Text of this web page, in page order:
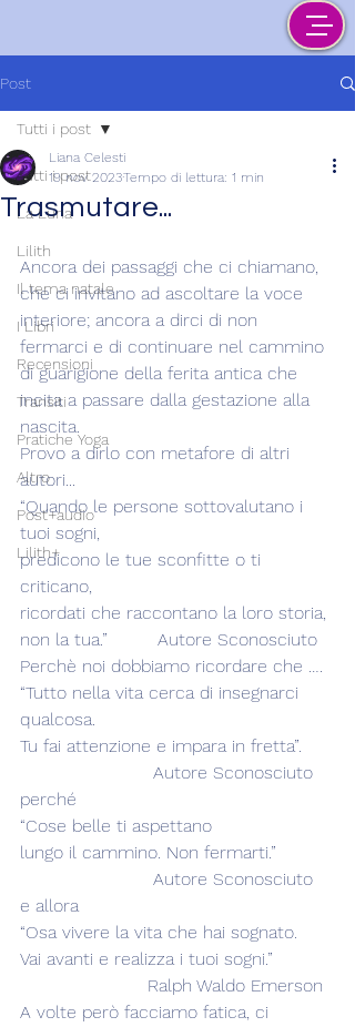
Post
Tutti i post
La Luna
Lilith
Il tema natale
I Libri
Recensioni
Transiti
Pratiche Yoga
Altro
Post+audio
Lilith+
Tutti i post
Trasmutare...
Liana Celesti
19 nov 2023Tempo di lettura: 1 min
Ancora dei passaggi che ci chiamano,
che ci invitano ad ascoltare la voce
interiore; ancora a dirci di non
fermarci e di continuare nel cammino
di guarigione della ferita antica che
incita a passare dalla gestazione alla
nascita.
Provo a dirlo con metafore di altri
autori...
“Quando le persone sottovalutano i
tuoi sogni,
predicono le tue sconfitte o ti
criticano,
ricordati che raccontano la loro storia,
non la tua.”         Autore Sconosciuto
Perchè noi dobbiamo ricordare che ….
“Tutto nella vita cerca di insegnarci
qualcosa.
Tu fai attenzione e impara in fretta”.
                        Autore Sconosciuto
perché
“Cose belle ti aspettano
lungo il cammino. Non fermarti.”
                        Autore Sconosciuto
e allora
“Osa vivere la vita che hai sognato.
Vai avanti e realizza i tuoi sogni.”
                       Ralph Waldo Emerson
A volte però facciamo fatica, ci